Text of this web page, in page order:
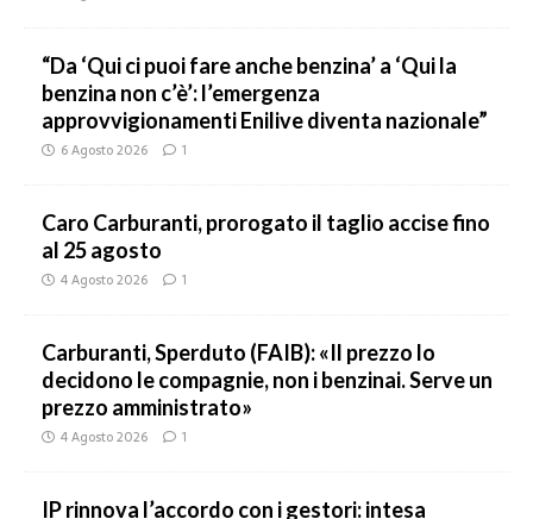
“Da ‘Qui ci puoi fare anche benzina’ a ‘Qui la
benzina non c’è’: l’emergenza
approvvigionamenti Enilive diventa nazionale”
6 Agosto 2026 1
Caro Carburanti, prorogato il taglio accise fino
al 25 agosto
4 Agosto 2026 1
Carburanti, Sperduto (FAIB): «Il prezzo lo
decidono le compagnie, non i benzinai. Serve un
prezzo amministrato»
4 Agosto 2026 1
IP rinnova l’accordo con i gestori: intesa